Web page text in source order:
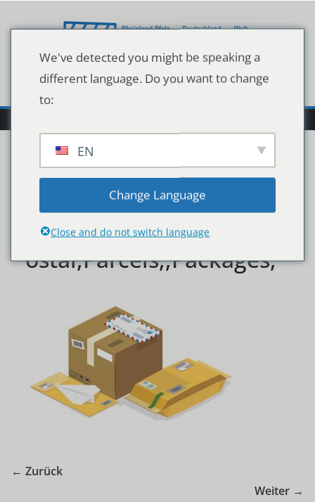
Inhalt
Vector,Realistic,Isometri
c,Illustration,,A,Set,Of,P
ostal,Parcels,,Packages,
← Zurück
Weiter →
We've detected you might be speaking a
different language. Do you want to change
to:
EN
Change Language
Close and do not switch language